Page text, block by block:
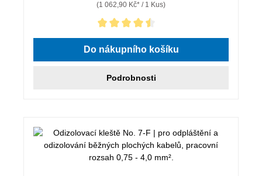
(1 062,90 Kč* / 1 Kus)
Průměrné hodnocení 4.5 z 5 hvězd
Do nákupního košíku
Podrobnosti